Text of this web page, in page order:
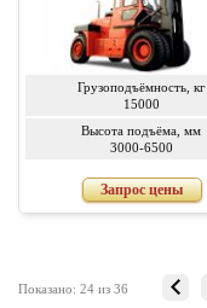
Грузоподъёмность, кг
15000
Высота подъёма, мм
3000-6500
Запрос цены
Показано: 24 из 36